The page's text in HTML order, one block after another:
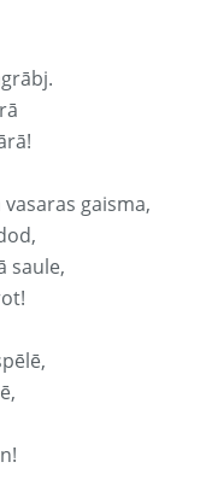
gaisma,
saule,